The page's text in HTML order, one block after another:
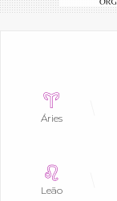
Áries
Leão